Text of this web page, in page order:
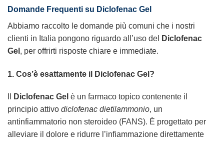
Domande Frequenti su Diclofenac Gel
Abbiamo raccolto le domande più comuni che i nostri
clienti in Italia pongono riguardo all’uso del
Diclofenac
Gel , per offrirti risposte chiare e immediate.
1. Cos’è esattamente il Diclofenac Gel ?
Diclofenac Gel è un farmaco topico contenente il
principio attivo diclofenac dietilammonio, un
antinfiammatorio non steroideo (FANS). È progettato per
alleviare il dolore e ridurre l’infiammazione direttamente